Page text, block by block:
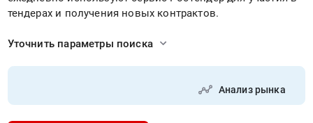
тендерах и получения новых контрактов.
Уточнить параметры поиска
Анализ рынка